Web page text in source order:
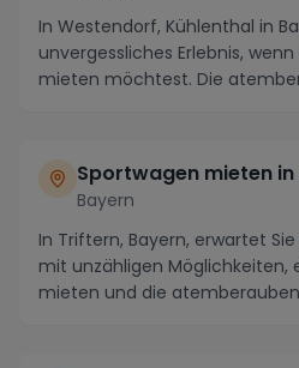
In Westendorf, Kühlenthal in
unvergessliches Erlebnis,
mieten möchtest. Die
Sportwagen mieten
Bayern
In Triftern, Bayern, erwartet
mit unzähligen Möglichkeiten,
mieten und die